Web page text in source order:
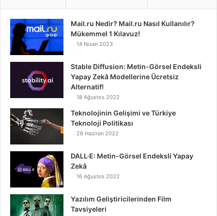
Mail.ru Nedir? Mail.ru Nasıl Kullanılır?
Mükemmel 1 Kılavuz!
14 Nisan 2023
Stable Diffusion: Metin-Görsel Endeksli
Yapay Zekâ Modellerine Ücretsiz
Alternatif!
18 Ağustos 2022
Teknolojinin Gelişimi ve Türkiye
Teknoloji Politikası
28 Haziran 2022
DALL·E: Metin-Görsel Endeksli Yapay
Zekâ
16 Ağustos 2022
Yazılım Geliştiricilerinden Film
Tavsiyeleri